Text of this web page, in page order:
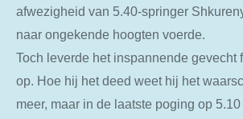
afwezigheid van 5.40-springer
naar ongekende hoogten voerde.
Toch leverde het inspannende gevecht
op. Hoe hij het deed weet hij het
meer, maar in de laatste poging op